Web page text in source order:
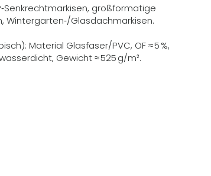
großformatige
Wintergarten‑/Glasdachmarkisen.
Material Glasfaser/PVC, OF ≈ 5 %,
Gewicht ≈ 525 g/m².